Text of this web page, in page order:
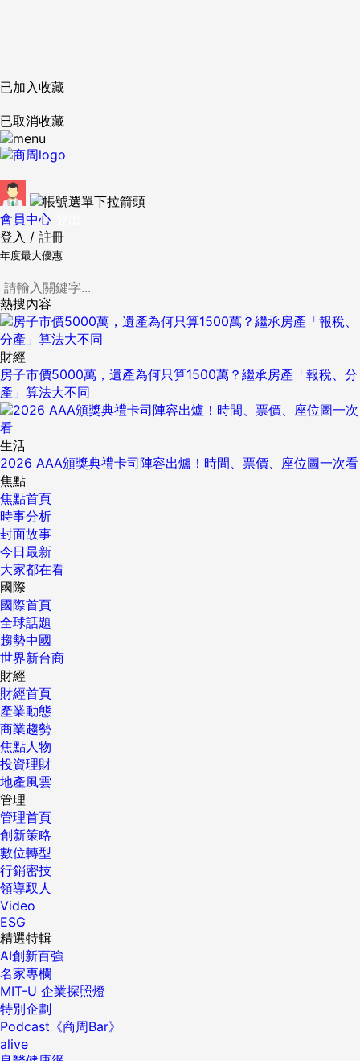
已加入收藏
已取消收藏
會員中心
登入 / 註冊
年度最大優惠
熱搜內容
財經
房子市價5000萬，遺產為何只算1500萬？繼承房產「報稅、分
產」算法大不同
生活
2026 AAA頒獎典禮卡司陣容出爐！時間、票價、座位圖一次看
焦點
焦點首頁
時事分析
封面故事
今日最新
大家都在看
國際
國際首頁
全球話題
趨勢中國
世界新台商
財經
財經首頁
產業動態
商業趨勢
焦點人物
投資理財
地產風雲
管理
管理首頁
創新策略
數位轉型
行銷密技
領導馭人
Video
ESG
精選特輯
AI創新百強
名家專欄
MIT-U 企業探照燈
特別企劃
Podcast《商周Bar》
alive